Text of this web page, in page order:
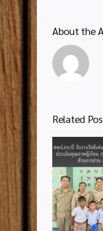
About the
Related
านการ
นคุณภาพ
ารอ่าน
2568
สำ
ร่
เนื่
เ